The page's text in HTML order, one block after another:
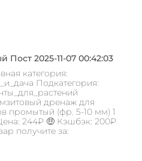
Пост 2025-11-07 00:42:03
категория:
Подкатегория:
дренаж для
промытый (фр. 5-10 мм) 1
244₽ 🤑 Кэшбэк: 200₽
получите за: